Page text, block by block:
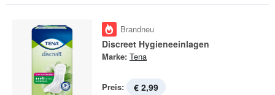
Brandneu
Discreet Hygieneeinlagen
Marke: Tena
Preis: € 2,99